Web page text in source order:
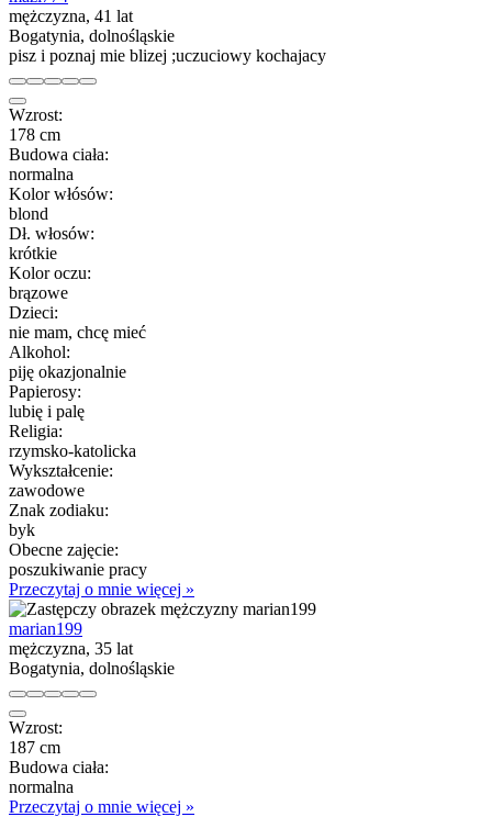
mężczyzna, 41 lat
Bogatynia, dolnośląskie
pisz i poznaj mie blizej ;uczuciowy kochajacy
Wzrost:
178 cm
Budowa ciała:
normalna
Kolor włósów:
blond
Dł. włosów:
krótkie
Kolor oczu:
brązowe
Dzieci:
nie mam, chcę mieć
Alkohol:
piję okazjonalnie
Papierosy:
lubię i palę
Religia:
rzymsko-katolicka
Wykształcenie:
zawodowe
Znak zodiaku:
byk
Obecne zajęcie:
poszukiwanie pracy
Przeczytaj o mnie więcej »
marian199
mężczyzna, 35 lat
Bogatynia, dolnośląskie
Wzrost:
187 cm
Budowa ciała:
normalna
Przeczytaj o mnie więcej »